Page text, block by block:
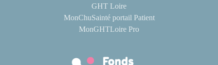
GHT Loire
MonChuSainté portail Patient
MonGHTLoire Pro